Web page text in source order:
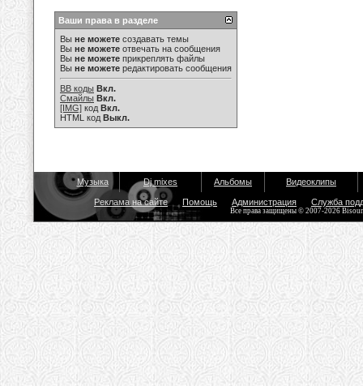
Ваши права в разделе
Вы не можете создавать темы
Вы не можете отвечать на сообщения
Вы не можете прикреплять файлы
Вы не можете редактировать сообщения
BB коды Вкл.
Смайлы Вкл.
[IMG] код Вкл.
HTML код Выкл.
Музыка Dj mixes Альбомы Видеоклипы
Реклама на сайте Помощь Администрация Служба
Все права защищены © 2007-2026